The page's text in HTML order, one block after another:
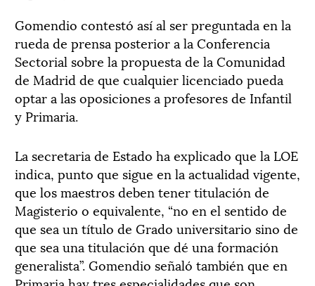
Gomendio contestó así al ser preguntada en la
rueda de prensa posterior a la Conferencia
Sectorial sobre la propuesta de la Comunidad
de Madrid de que cualquier licenciado pueda
optar a las oposiciones a profesores de Infantil
y Primaria.
La secretaria de Estado ha explicado que la LOE
indica, punto que sigue en la actualidad vigente,
que los maestros deben tener titulación de
Magisterio o equivalente, “no en el sentido de
que sea un título de Grado universitario sino de
que sea una titulación que dé una formación
generalista”. Gomendio señaló también que en